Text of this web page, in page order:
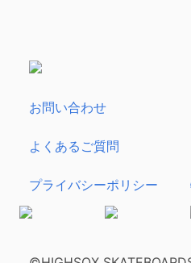
お問い合わせ
よくあるご質問
プライバシーポリシー